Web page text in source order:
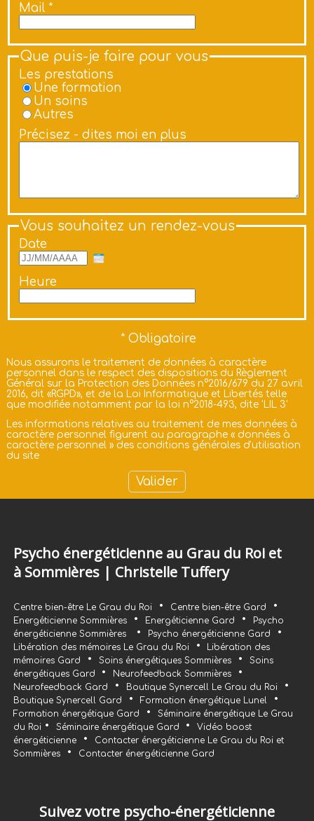
Mail *
Que puis-je faire pour vous
Les prestations
Une formation
Un soins
Autres
Précisez - dites moi en plus
Vous souhaitez un rendez-vous
Date
Heure
Nous assurons le traitement de données à caractère
personnel dans le respect des dispositions du Règlement
Général sur la Protection des Données n°2016/679 du 27 avril
2016, dit «RGPD», et de la Loi Informatique et Libertés telle
que modifiée notamment par la loi n°2018-493, dite 'LIL 3'
Les informations relatives au traitement de mes données à
caractère personnel figurent au paragraphe « données à
caractère personnel» des conditions générales d'utilisation
du site
Psycho énergéticienne au Grau du Roi et
à Sommières | Christelle Tuffery
Centre bien-être Le Grau du Roi• Centre bien-être Gard •
Energéticienne Sommières• Energéticienne Gard •
Psycho
énergéticienne Sommières• Psycho énergéticienne Gard •
Libération des mémoires Le Grau du Roi•
Libération des
mémoires Gard
• Soins énergétiques Sommières•
Soins
énergétiques Gard
• Neurofeedback Sommières•
Neurofeedback Gard • Boutique Synercell Le Grau du Roi•
Boutique Synercell Gard • Formation énergétique Lunel•
Formation énergétique Gard •
Séminaire énergétique Le Grau
du Roi• Séminaire énergétique Gard •
Vidéo boost
énergéticienne•
Contacter énergéticienne Le Grau du Roi et
Sommières• Contacter énergéticienne Gard
Suivez votre psycho-énergéticienne